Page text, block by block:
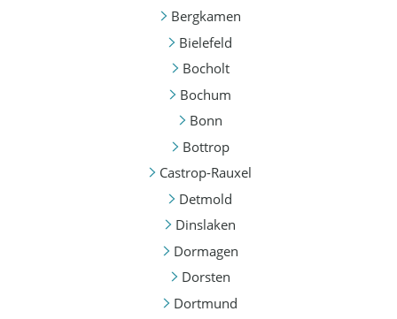
Bergkamen
Bielefeld
Bocholt
Bochum
Bonn
Bottrop
Castrop-Rauxel
Detmold
Dinslaken
Dormagen
Dorsten
Dortmund